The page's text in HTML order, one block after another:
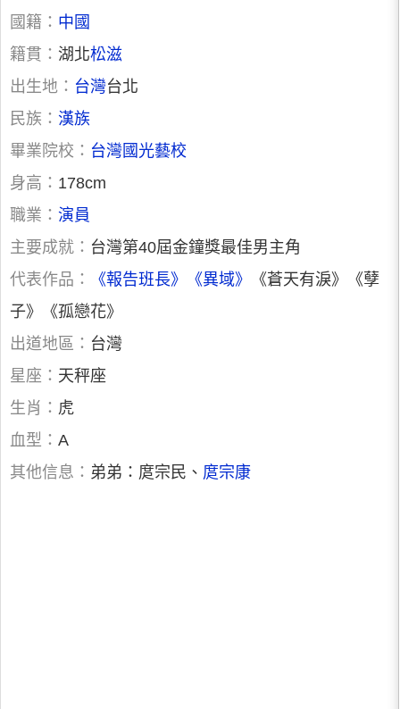
國籍： 中國
籍貫： 湖北松滋
出生地： 台灣台北
民族： 漢族
畢業院校： 台灣國光藝校
身高： 178cm
職業： 演員
主要成就： 台灣第40屆金鐘獎最佳男主角
代表作品：
《報告班長》 《異域》
《蒼天有淚》《孽
子》《孤戀花》
出道地區： 台灣
星座： 天秤座
生肖： 虎
血型： A
其他信息： 弟弟：庹宗民、 庹宗康